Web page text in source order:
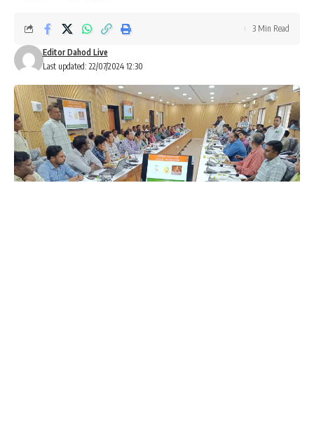
Last updated: 22/07/2024 12:30
Editor Dahod Live
3 Min Read